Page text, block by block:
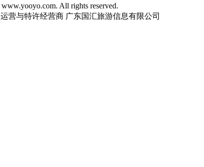
All rights reserved.
营与特许经营商 广东国汇旅游信息有限公司